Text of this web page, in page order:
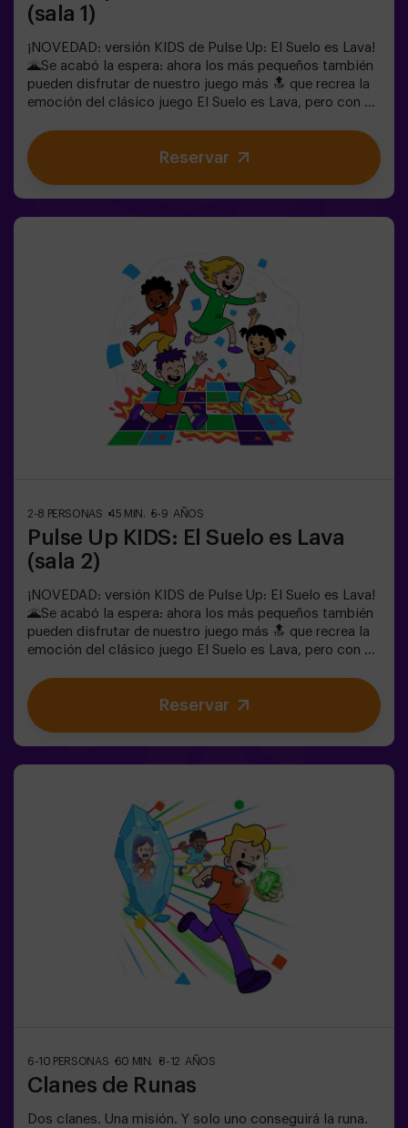
(sala 1)
¡NOVEDAD: versión KIDS de Pulse Up: El Suelo es Lava!
🌋Se acabó la espera: ahora los más pequeños también
pueden disfrutar de nuestro juego más 🔝 que recrea la
emoción del clásico juego El Suelo es Lava, pero con un
dinámicos y coloridos que estimulan el cuerpo y la
mente🎉 Ideal para fiestas infantiles y
cumpleaños emocionantes🎁 Recuerdos inolvidables y
seguir jugando.👧👦 Para niños de 5 a 9 años. Si tienen
10 años o más, ¡la versión clásica de Pulse Up: El Suelo
es Lava es perfecta para ellos!Los niños deberán
colaborar, pensar rápido y moverse aún más rápido para
superar todos los retos. ¡Verán su progreso en tiempo
real en pantalla y celebrarán cada victoria como un
verdadero logro! 🏆Diversión activa, segura y original
para fiestas infantiles, salidas en familia o simplemente
para liberar energía de la forma más divertida.✅ Ideal
para niños | familias | fiestas infantilesImportante: los
niños deben ir acompañados de un adulto, que cuenta
Reservar
2-8 PERSONAS 45 MIN. 5-9 AÑOS
Pulse Up KIDS: El Suelo es Lava
(sala 2)
¡NOVEDAD: versión KIDS de Pulse Up: El Suelo es Lava!
🌋Se acabó la espera: ahora los más pequeños también
pueden disfrutar de nuestro juego más 🔝 que recrea la
emoción del clásico juego El Suelo es Lava, pero con un
dinámicos y coloridos que estimulan el cuerpo y la
mente🎉 Ideal para fiestas infantiles y
cumpleaños emocionantes🎁 Recuerdos inolvidables y
seguir jugando.👧👦 Para niños de 5 a 9 años. Si tienen
10 años o más, ¡la versión clásica de Pulse Up: El Suelo
es Lava es perfecta para ellos!Los niños deberán
colaborar, pensar rápido y moverse aún más rápido para
superar todos los retos. ¡Verán su progreso en tiempo
real en pantalla y celebrarán cada victoria como un
verdadero logro! 🏆Diversión
activa, segura y original para fiestas infantiles, salidas
en familia o simplemente para liberar energía de la
forma más divertida.✅ Ideal para niños | familias |
fiestas infantilesImportante: los niños deben ir
Reservar
6-10 PERSONAS 60 MIN. 8-12 AÑOS
Clanes de Runas
Dos clanes. Una misión. Y solo uno conseguirá la runa.